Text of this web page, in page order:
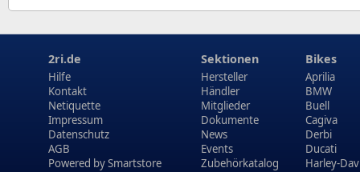
2ri.de
Hilfe
Kontakt
Netiquette
Impressum
Datenschutz
AGB
Powered bySmartstore
Sektionen
Hersteller
Händler
Mitglieder
Dokumente
News
Events
Zubehörkatalog
Bikes
Aprilia
BMW
Buell
Cagiva
Derbi
Ducati
Harley-